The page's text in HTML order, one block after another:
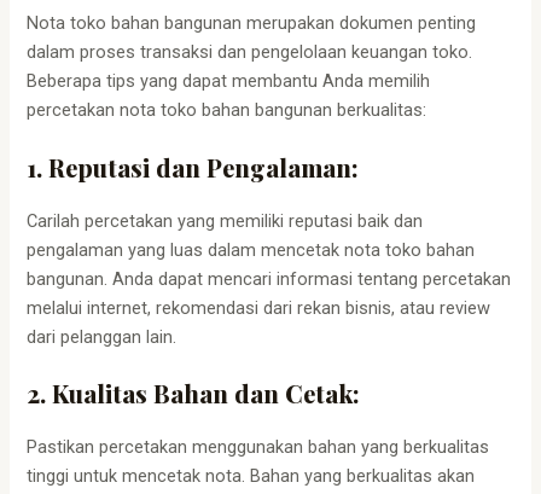
Nota toko bahan bangunan merupakan dokumen penting
dalam proses transaksi dan pengelolaan keuangan toko.
Beberapa tips yang dapat membantu Anda memilih
percetakan nota toko bahan bangunan berkualitas:
1. Reputasi dan Pengalaman:
Carilah percetakan yang memiliki reputasi baik dan
pengalaman yang luas dalam mencetak nota toko bahan
bangunan. Anda dapat mencari informasi tentang percetakan
melalui internet, rekomendasi dari rekan bisnis, atau review
dari pelanggan lain.
2. Kualitas Bahan dan Cetak:
Pastikan percetakan menggunakan bahan yang berkualitas
tinggi untuk mencetak nota. Bahan yang berkualitas akan